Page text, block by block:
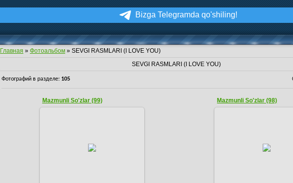
Bizga Telegramda qo'shiling!
Главная » Фотоальбом » SEVGI RASMLARI (I LOVE YOU)
SEVGI RASMLARI (I LOVE YOU)
Фотографий в разделе: 105
Mazmunli So'zlar (99) Mazmunli So'zlar (98)